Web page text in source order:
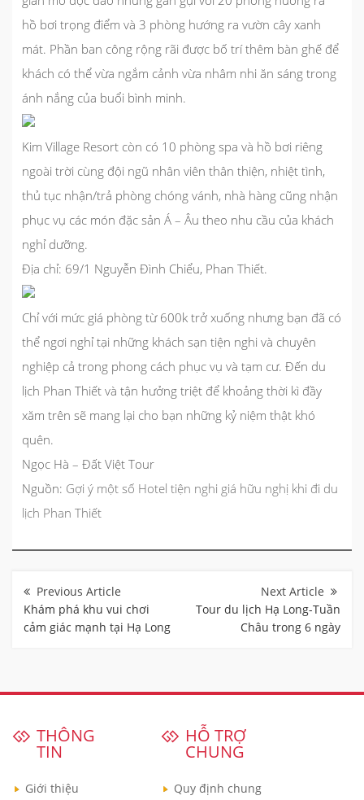
hồ bơi trọng điểm và 3 phòng hướng ra vườn cây xanh
mát. Phần ban công rộng rãi được bố trí thêm bàn ghế để
khách có thể vừa ngắm cảnh vừa nhâm nhi ăn sáng trong
ánh nắng của buổi bình minh.
Kim Village Resort còn có 10 phòng spa và hồ bơi riêng
ngoài trời cùng đội ngũ nhân viên thân thiện, nhiệt tình,
thủ tục nhận/trả phòng chóng vánh, nhà hàng cũng nhận
phục vụ các món đặc sản Á – Âu theo nhu cầu của khách
nghỉ dưỡng.
Địa chỉ: 69/1 Nguyễn Đình Chiểu, Phan Thiết.
Chỉ với mức giá phòng từ 600k trở xuống nhưng bạn đã có
thể ngơi nghỉ tại những khách sạn tiện nghi và chuyên
nghiệp cả trong phong cách phục vụ và tạm cư. Đến du
lịch Phan Thiết và tận hưởng triệt để khoảng thời kì đầy
xăm trên sẽ mang lại cho bạn những kỷ niệm thật khó
quên.
Ngọc Hà – Đất Việt Tour
Nguồn: Gợi ý một số Hotel tiện nghi giá hữu nghị khi đi du
lịch Phan Thiết
hướng
bài
viết
Khám phá khu vui chơi
cảm giác mạnh tại Hạ Long
Tour du lịch Hạ Long-Tuần
Châu trong 6 ngày
THÔNG
TIN
Giới thiệu
HỖ TRỢ
CHUNG
Quy định chung